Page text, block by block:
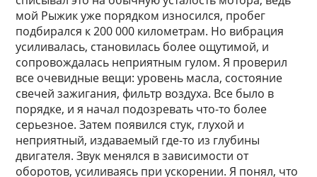
мой Рыжик уже порядком износился, пробег
подбирался к 200 000 километрам. Но вибрация
усиливалась, становилась более ощутимой, и
сопровождалась неприятным гулом. Я проверил
все очевидные вещи: уровень масла, состояние
свечей зажигания, фильтр воздуха. Все было в
порядке, и я начал подозревать что-то более
серьезное. Затем появился стук, глухой и
неприятный, издаваемый где-то из глубины
двигателя. Звук менялся в зависимости от
оборотов, усиливаясь при ускорении. Я понял, что